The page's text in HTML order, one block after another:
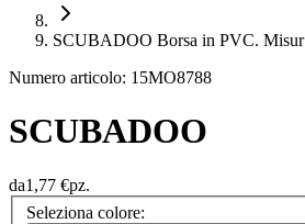
SCUBADOO Borsa in PVC. Misur
Numero articolo: 15MO8788
SCUBADOO
da1,77 €pz.
Seleziona colore: